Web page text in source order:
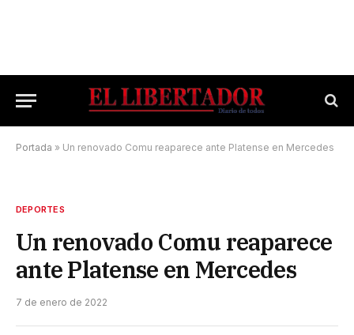
Portada » Un renovado Comu reaparece ante Platense en Mercedes
DEPORTES
Un renovado Comu reaparece
ante Platense en Mercedes
7 de enero de 2022